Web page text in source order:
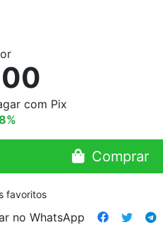
com Pix
Comprar
favoritos
no WhatsApp